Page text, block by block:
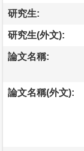
研究生:
研究生(外文):
論文名稱:
論文名稱(外文):